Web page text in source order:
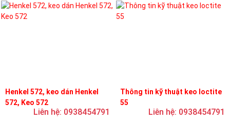
Henkel 572, keo dán Henkel
572, Keo 572
Liên hệ: 0938454791
Thông tin kỹ thuật keo loctite
55
Liên hệ: 0938454791